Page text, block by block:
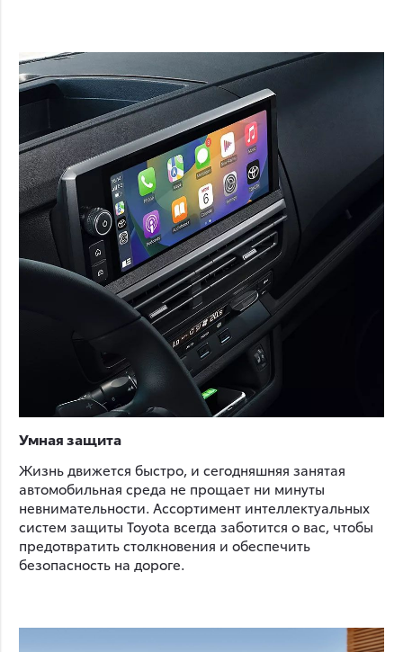
Умная защита
Жизнь движется быстро, и сегодняшняя занятая
автомобильная среда не прощает ни минуты
невнимательности. Ассортимент интеллектуальных
систем защиты Toyota всегда заботится о вас, чтобы
предотвратить столкновения и обеспечить
безопасность на дороге.